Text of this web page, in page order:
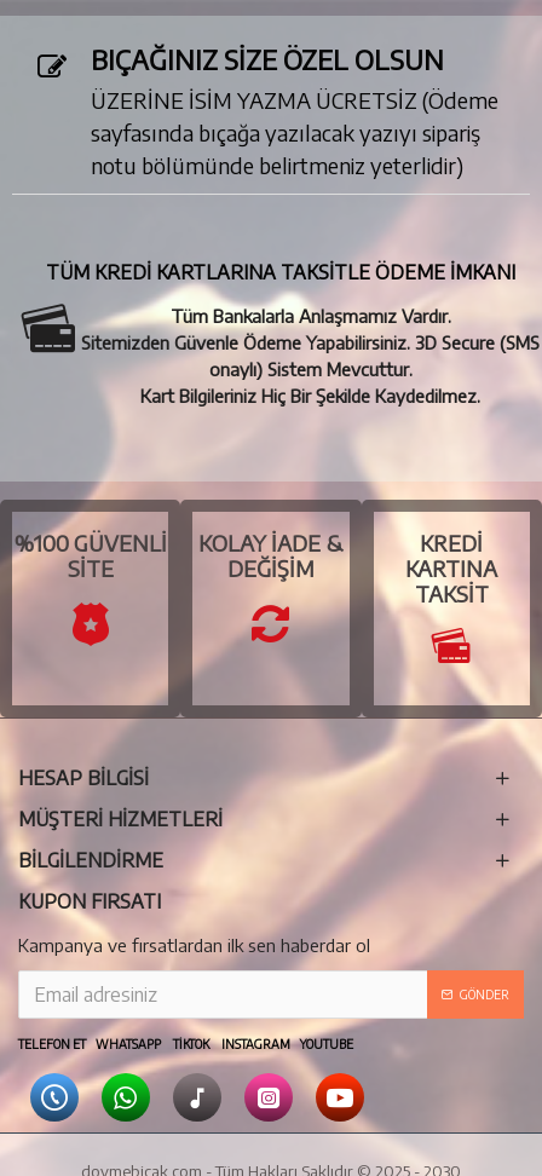
BIÇAĞINIZ SİZE ÖZEL OLSUN
ÜZERİNE İSİM YAZMA ÜCRETSİZ (Ödeme
sayfasında bıçağa yazılacak yazıyı sipariş
notu bölümünde belirtmeniz yeterlidir)
TÜM KREDİ KARTLARINA TAKSİTLE ÖDEME İMKANI
Tüm Bankalarla Anlaşmamız Vardır.
Sitemizden Güvenle Ödeme Yapabilirsiniz. 3D Secure (SMS
onaylı) Sistem Mevcuttur.
Kart Bilgileriniz Hiç Bir Şekilde Kaydedilmez.
%100 GÜVENLI
SITE
KOLAY İADE &
DEĞIŞIM
KREDI
KARTINA
TAKSIT
HESAP BİLGİSİ
MÜŞTERİ HİZMETLERİ
BILGILENDIRME
KUPON FIRSATI
Kampanya ve fırsatlardan ilk sen haberdar ol
GÖNDER
TELEFON ET WHATSAPP TIKTOK INSTAGRAM YOUTUBE
dovmebicak.com - Tüm Hakları Saklıdır © 2025 - 2030